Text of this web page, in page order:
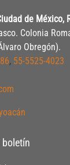
de México,
Colonia
Obregón).
, 55-5525-4023
boletín